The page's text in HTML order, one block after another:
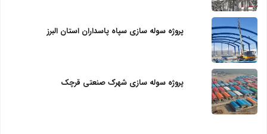
پروژه سوله سازی سپاه پاسداران استان البرز
پروژه سوله سازی شهرک صنعتی قرچک